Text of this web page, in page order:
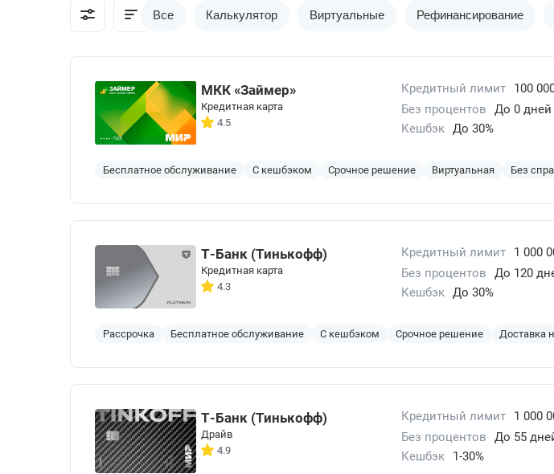
Все Калькулятор Виртуальные Рефинансирование
МКК «Займер»
Кредитная карта
4.5
Кредитный лимит 100
Без процентов
До 0 дней
Кешбэк До 30%
Бесплатное обслуживание С кешбэком Срочное решение Виртуальная Без
Т-Банк (Тинькофф)
Кредитная карта
4.3
Кредитный лимит 1 000
Без процентов
До 120
Кешбэк До 30%
Рассрочка Бесплатное обслуживание С кешбэком Срочное решение Доставка
Т-Банк (Тинькофф)
Драйв
4.9
Кредитный лимит 1 000
Без процентов
До 55
Кешбэк
1-30%